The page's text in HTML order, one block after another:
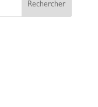
Rechercher